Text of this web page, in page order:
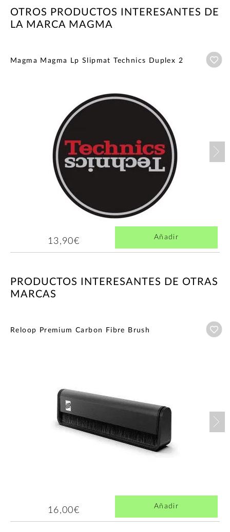
OTROS PRODUCTOS INTERESANTES DE
LA MARCA MAGMA
Magma Magma Lp Slipmat Technics Duplex 2
13,90€ Añadir
PRODUCTOS INTERESANTES DE OTRAS
MARCAS
Reloop Premium Carbon Fibre Brush
16,00€ Añadir